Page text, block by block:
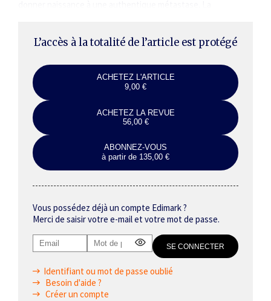
L’accès à la totalité de l’article est protégé
ACHETEZ L'ARTICLE
9,00 €
ACHETEZ LA REVUE
56,00 €
ABONNEZ-VOUS
à partir de 135,00 €
Vous possédez déjà un compte Edimark ?
Merci de saisir votre e-mail et votre mot de passe.
Identifiant ou mot de passe oublié
Besoin d'aide ?
Créer un compte